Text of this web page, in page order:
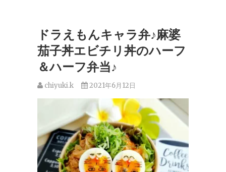
ドラえもんキャラ弁♪麻婆
茄子丼エビチリ丼のハーフ
＆ハーフ弁当♪
chiyuki.k 2021年6月12日